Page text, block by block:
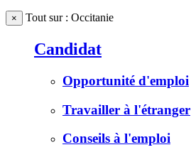
× Tout sur : Occitanie
Candidat
Opportunité d'emploi
Travailler à l'étranger
Conseils à l'emploi